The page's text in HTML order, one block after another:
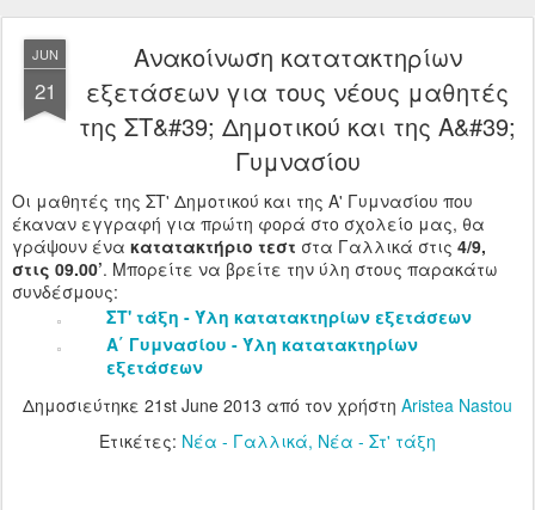
JUN
21
Ανακοίνωση κατατακτηρίων
εξετάσεων για τους νέους μαθητές
της ΣΤ&#39; Δημοτικού και της Α&#39;
Γυμνασίου
Οι μαθητές της ΣΤ' Δημοτικού και της Α' Γυμνασίου που
έκαναν εγγραφή για πρώτη φορά στο σχολείο μας, θα
γράψουν ένα κατατακτήριο τεστ στα Γαλλικά στις 4/9,
στις 09.00’. Μπορείτε να βρείτε την ύλη στους παρακάτω
συνδέσμους:
ΣΤ' τάξη - Ύλη κατατακτηρίων εξετάσεων
Α΄ Γυμνασίου - Ύλη κατατακτηρίων
εξετάσεων
Δημοσιεύτηκε 21st June 2013 από τον χρήστη Aristea Nastou
Ετικέτες: Νέα - Γαλλικά Νέα - Στ' τάξη